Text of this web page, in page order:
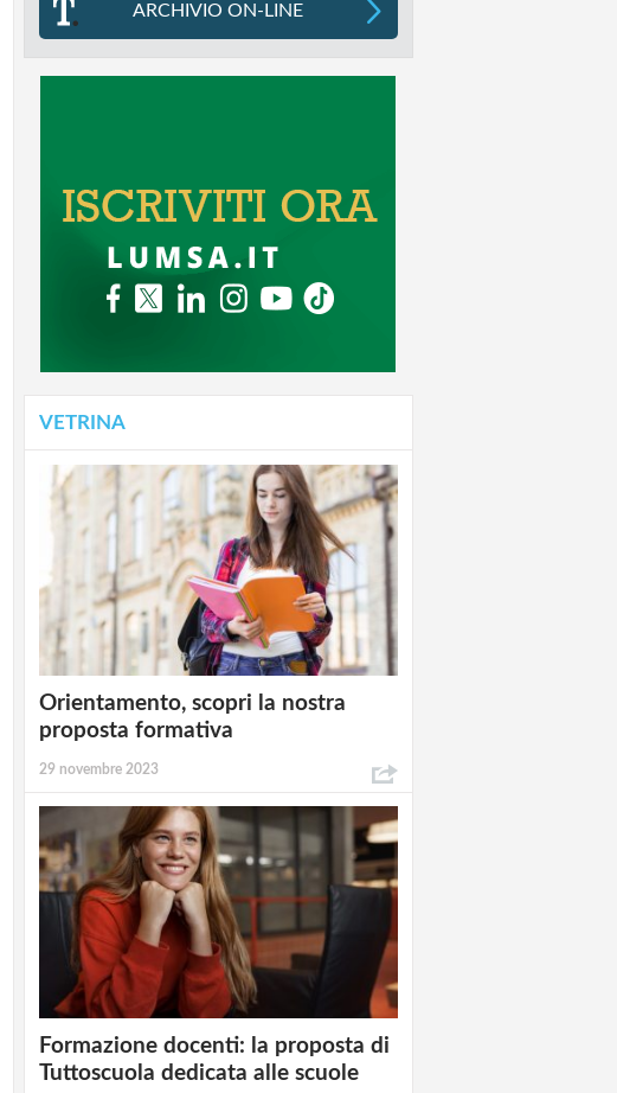
ARCHIVIO ON-LINE
VETRINA
Orientamento, scopri la nostra
proposta formativa
29 novembre 2023
Formazione docenti: la proposta di
Tuttoscuola dedicata alle scuole